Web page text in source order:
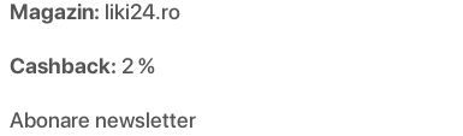
Magazin: liki24.ro
Cashback: 2 %
Abonare newsletter